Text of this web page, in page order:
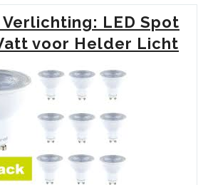
van
Energiezuinige
Led-
lampjes
voor
Thuisgebruik”
LED Spot
voor Helder Licht